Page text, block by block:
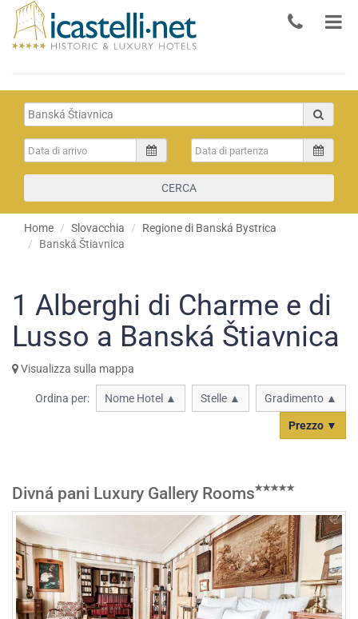
CERCA
Home Slovacchia
Regione di Banská Bystrica
Banská Štiavnica
1 Alberghi di Charme e di
Lusso a Banská Štiavnica
Visualizza sulla mappa
Ordina per: Nome Hotel ▲ Stelle ▲ Gradimento ▲
Prezzo ▼
Divná pani Luxury Gallery Rooms